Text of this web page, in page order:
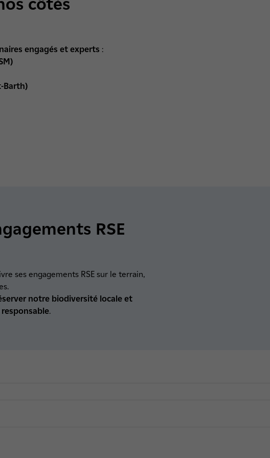
engagés et experts :
Barth)
RSE
ses engagements RSE sur le terrain,
notre biodiversité locale et
.